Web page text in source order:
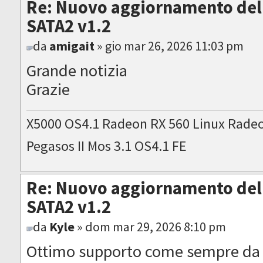
Re: Nuovo aggiornamento
SATA2 v1.2
da amigait» gio mar 26, 2026 11:03 pm
Grande notizia
Grazie
X5000 OS4.1 Radeon RX 560 Linux
Pegasos II Mos 3.1 OS4.1 FE
Re: Nuovo aggiornamento
SATA2 v1.2
da Kyle» dom mar 29, 2026 8:10 pm
Ottimo supporto come sempre